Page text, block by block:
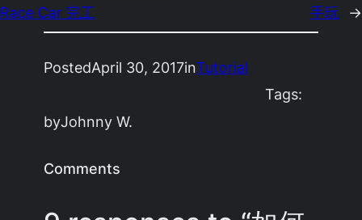
Race Car 完工
手玩 →
PostedApril 30, 2017inTutorial
byJohnny W.
Tags:
Comments